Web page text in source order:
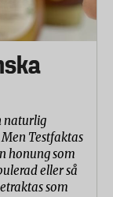
naturlig
Testfaktas
honung som
eller så
som